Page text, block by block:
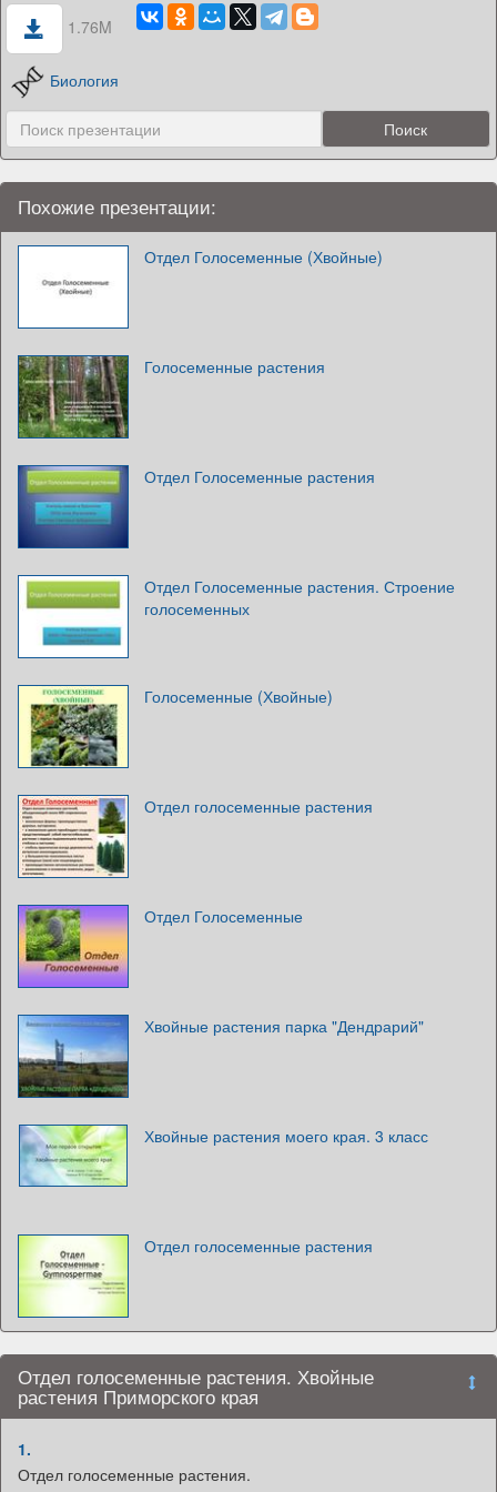
1.76M
Биология
Похожие презентации:
Отдел Голосеменные (Хвойные)
Голосеменные растения
Отдел Голосеменные растения
Отдел Голосеменные растения. Строение
голосеменных
Голосеменные (Хвойные)
Отдел голосеменные растения
Отдел Голосеменные
Хвойные растения парка "Дендрарий"
Хвойные растения моего края. 3 класс
Отдел голосеменные растения
Отдел голосеменные растения. Хвойные
растения Приморского края
1.
Отдел голосеменные растения.